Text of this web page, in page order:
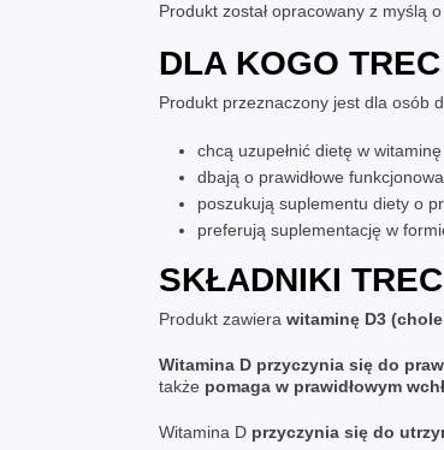
Produkt został opracowany z myślą
DLA KOGO
Produkt przeznaczony jest dla osób
chcą uzupełnić dietę w witaminę
dbają o prawidłowe
poszukują suplementu diety o
preferują suplementację w
SKŁADNIKI
Produkt zawiera witaminę D3
Witamina D przyczynia się do
także pomaga w prawidłowym
Witamina D przyczynia się do